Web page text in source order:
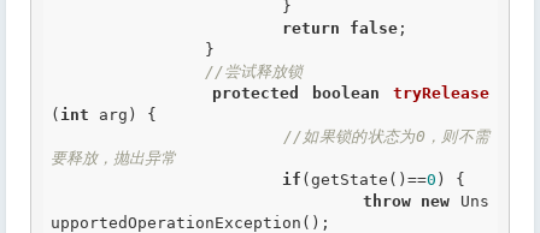
return
false ;
//尝试释放锁
protected
boolean
tryRelease
( int arg) {
//如果锁的状态为0，则不需
要释放，抛出异常
if (getState()==0 ) {
throw
new Uns
upportedOperationException();